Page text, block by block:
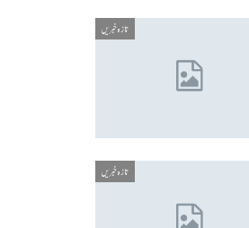
تازہ خبریں
تازہ خبریں